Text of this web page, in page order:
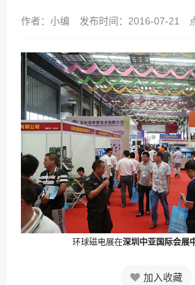
社会
人力
联系
作者：小编 发布时间：2016-07-21
环球磁电展在深圳中亚国际会展
加入收藏